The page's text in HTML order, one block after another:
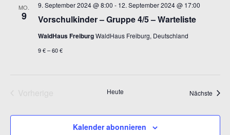
MO.
9 Vorschulkinder – Gruppe 4/5 – Warteliste
9. September 2024 @ 8:00 - 12. September 2024 @ 17:00
WaldHaus FreiburgWaldHaus Freiburg, Deutschland
9 € – 60 €
Heute Nächste
Kalender abonnieren